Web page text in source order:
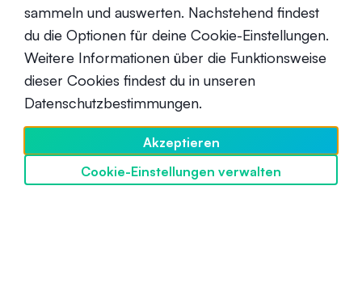
Was ist Audius (AUDIO)?
21. Oktober 2021
sammeln und auswerten. Nachstehend findest
du die Optionen für deine Cookie-Einstellungen.
Weitere Informationen über die Funktionsweise
dieser Cookies findest du in unseren
Datenschutzbestimmungen.
Akzeptieren
Cookie-Einstellungen verwalten
SwissBorg entdecken